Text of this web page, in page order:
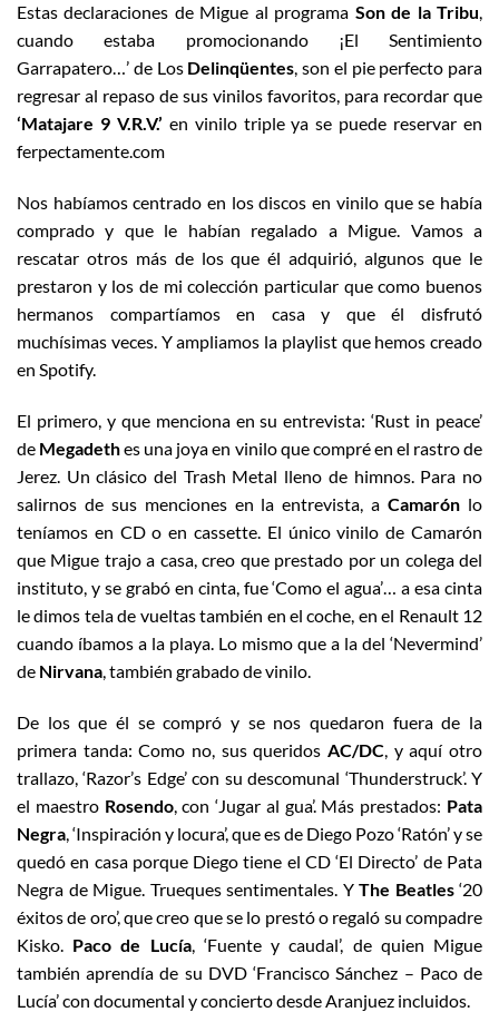
Estas declaraciones de Migue al programa Son de la Tribu,
cuando estaba promocionando ¡El Sentimiento
Garrapatero…’ de Los Delinqüentes, son el pie perfecto para
regresar al repaso de sus vinilos favoritos, para recordar que
‘Matajare 9 V.R.V.’ en vinilo triple ya se puede reservar en
ferpectamente.com
Nos habíamos centrado en los discos en vinilo que se había
comprado y que le habían regalado a Migue. Vamos a
rescatar otros más de los que él adquirió, algunos que le
prestaron y los de mi colección particular que como buenos
hermanos compartíamos en casa y que él disfrutó
muchísimas veces. Y ampliamos la playlist que hemos creado
en Spotify.
El primero, y que menciona en su entrevista: ‘Rust in peace’
de Megadethes una joya en vinilo que compré en el rastro de
Jerez. Un clásico del Trash Metal lleno de himnos. Para no
salirnos de sus menciones en la entrevista, aCamarón lo
teníamos en CD o en cassette. El único vinilo de Camarón
que Migue trajo a casa, creo que prestado por un colega del
instituto, y se grabó en cinta, fue ‘Como el agua’… a esa cinta
le dimos tela de vueltas también en el coche, en el Renault 12
cuando íbamos a la playa. Lo mismo que a la del ‘Nevermind’
de Nirvana, también grabado de vinilo.
De los que él se compró y se nos quedaron fuera de la
primera tanda: Como no, sus queridos AC/DC, y aquí otro
trallazo, ‘Razor’s Edge’ con su descomunal ‘Thunderstruck’. Y
el maestro Rosendo, con ‘Jugar al gua’. Más prestados: Pata
Negra, ‘Inspiración y locura’, que es de Diego Pozo ‘Ratón’ y se
quedó en casa porque Diego tiene el CD ‘El Directo’ de Pata
Negra de Migue. Trueques sentimentales. Y The Beatles‘20
éxitos de oro’, que creo que se lo prestó o regaló su compadre
Kisko. Paco de Lucía, ‘Fuente y caudal’, de quien Migue
también aprendía de su DVD ‘Francisco Sánchez – Paco de
Lucía’ con documental y concierto desde Aranjuez incluidos.